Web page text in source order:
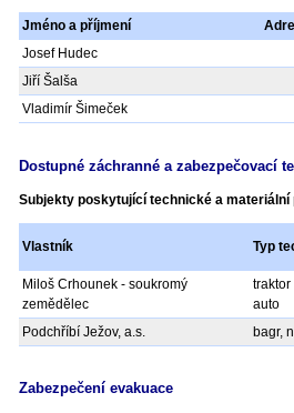
Jméno a příjmení
Josef Hudec
Jiří Šalša
Vladimír Šimeček
Dostupné záchranné a zabezpečovací
Subjekty poskytující technické a
Vlastník Typ
Miloš Crhounek - soukromý
zemědělec
auto
Podchříbí Ježov, a.s. bagr,
Zabezpečení evakuace